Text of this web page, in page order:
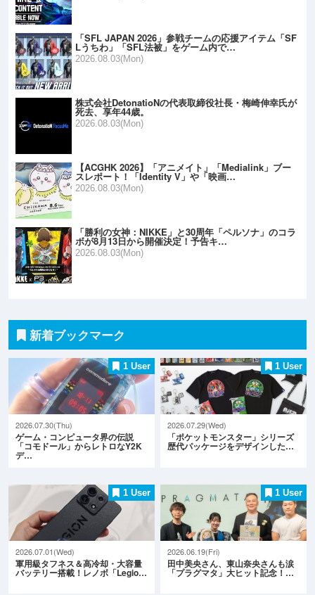
「SFL JAPAN 2026」参戦チームの応援アイテム「SF
Lうちわ」「SFL法被」をゲーム内で…
2026.08.03(Mon)
株式会社DetonatioNの代表取締役社長・梅崎伸幸氏が
死去、享年44歳。
2026.08.03(Mon)
【ACGHK 2026】「アニメイト」「Medialink」ブー
スレポート！「Identity V」や「映画…
2026.08.03(Mon)
「勝利の女神：NIKKE」と30周年「ペルソナ」のコラ
ボが8月13日から開催決定！予告キ…
2026.08.03(Mon)
新着ブックマーク
1 User
2026.07.30(Thu)
ゲーム・コンピュータ界の伝説
「コモドール」からレトロなY2K
デ…
1 User
2026.07.29(Wed)
「ポケットモンスター」シリーズ
歴代パッケージをデザインした…
1 User
2026.07.01(Wed)
軍用級タフネス＆高冷却・大容量
バッテリー搭載！レノボ「Legio…
1 User
2026.06.19(Fri)
田中美央さん、東山奈央さんも涙
「プラグマタ」大ヒット記念！…